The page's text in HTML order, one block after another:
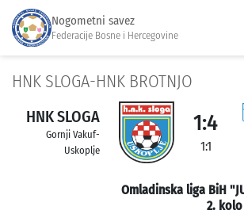
Nogometni savez
Federacije Bosne i Hercegovine
HNK SLOGA-HNK BROTNJO
HNK SLOGA
Gornji Vakuf-
Uskoplje
1:4
1:1
Omladinska liga BiH
2. kolo